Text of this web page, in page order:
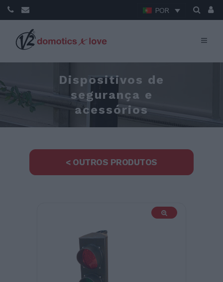
POR
Dispositivos de
segurança e
acessórios
< OUTROS PRODUTOS